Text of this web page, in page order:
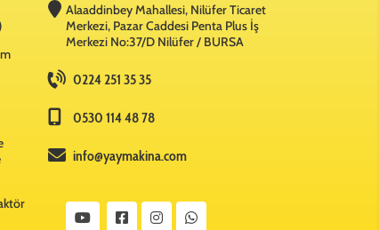
Alaaddinbey Mahallesi, Nilüfer Ticaret
Merkezi, Pazar Caddesi Penta Plus İş
Merkezi No:37/D Nilüfer / BURSA
0224 251 35 35
0530 114 48 78
info@yaymakina.com